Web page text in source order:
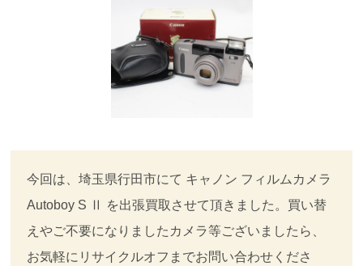
今回は、埼玉県行田市にて キャノン フィルムカメラ
Autoboy S Ⅱ を出張買取させて頂きました。買い替
えやご不要になりましたカメラ等ございましたら、
お気軽にリサイクルオフまでお問い合わせくださ